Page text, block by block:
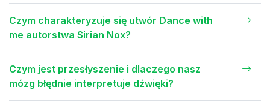
Czym charakteryzuje się utwór Dance with
me autorstwa Sirian Nox?
Czym jest przesłyszenie i dlaczego nasz
mózg błędnie interpretuje dźwięki?